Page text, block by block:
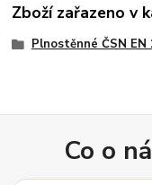
Zboží zařazeno v
Plnostěnné ČSN EN
Co o